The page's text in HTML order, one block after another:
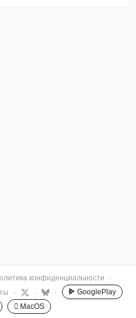
конфиденциальности
·
· · ·
GooglePlay
 MacOS